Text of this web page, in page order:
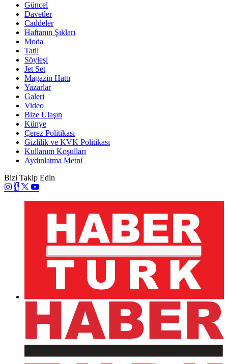
Güncel
Davetler
Caddeler
Haftanın Şıkları
Moda
Tatil
Söyleşi
Jet Set
Magazin Hattı
Yazarlar
Galeri
Video
Bize Ulaşın
Künye
Çerez Politikası
Gizlilik ve KVK Politikası
Kullanım Koşulları
Aydınlatma Metni
Bizi Takip Edin